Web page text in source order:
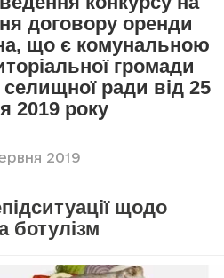
договору оренди
що є комунальною
громади
ради від 25
2019 року
2019
щодо
ботулізм